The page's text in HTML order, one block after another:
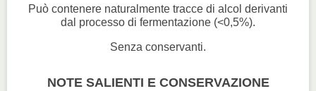
Può contenere naturalmente tracce di alcol derivanti
dal processo di fermentazione (<0,5%).
Senza conservanti.
NOTE SALIENTI E CONSERVAZIONE